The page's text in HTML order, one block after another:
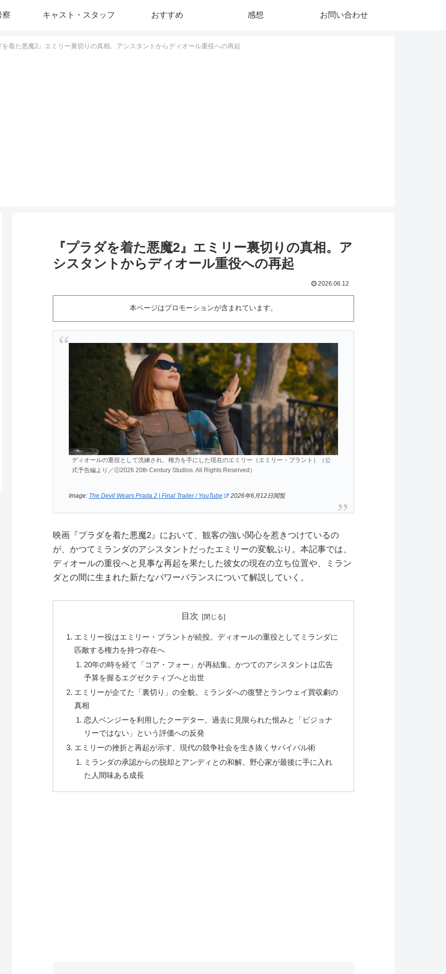
察 キャスト・スタッフ おすすめ 感想 お問い合わせ
を着た悪魔2』エミリー裏切りの真相。アシスタントからディオール重役への再起
『プラダを着た悪魔2』エミリー裏切りの真相。ア
シスタントからディオール重役への再起
2026.06.12
本ページはプロモーションが含まれています。
ディオールの重役として洗練され、権力を手にした現在のエミリー（エミリー・ブラント）（公
式予告編より／ⓒ2026 20th Century Studios. All Rights Reserved）
Image: The Devil Wears Prada 2 | Final Trailer / YouTube 2026年6月12日閲覧
映画『プラダを着た悪魔2』において、観客の強い関心を惹きつけているの
が、かつてミランダのアシスタントだったエミリーの変貌ぶり。本記事では、
ディオールの重役へと見事な再起を果たした彼女の現在の立ち位置や、ミラン
ダとの間に生まれた新たなパワーバランスについて解説していく。
目次
エミリー役はエミリー・ブラントが続投。ディオールの重役としてミランダに
匹敵する権力を持つ存在へ
20年の時を経て「コア・フォー」が再結集。かつてのアシスタントは広告
予算を握るエグゼクティブへと出世
エミリーが企てた「裏切り」の全貌。ミランダへの復讐とランウェイ買収劇の
真相
恋人ベンジーを利用したクーデター。過去に見限られた恨みと「ビジョナ
リーではない」という評価への反発
エミリーの挫折と再起が示す、現代の競争社会を生き抜くサバイバル術
ミランダの承認からの脱却とアンディとの和解。野心家が最後に手に入れ
た人間味ある成長